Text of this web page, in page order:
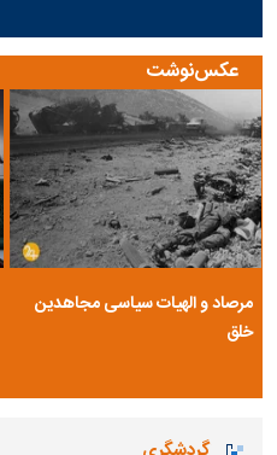
عکس‌نوشت
مرصاد و الهیات سیاسی مجاهدین
خلق